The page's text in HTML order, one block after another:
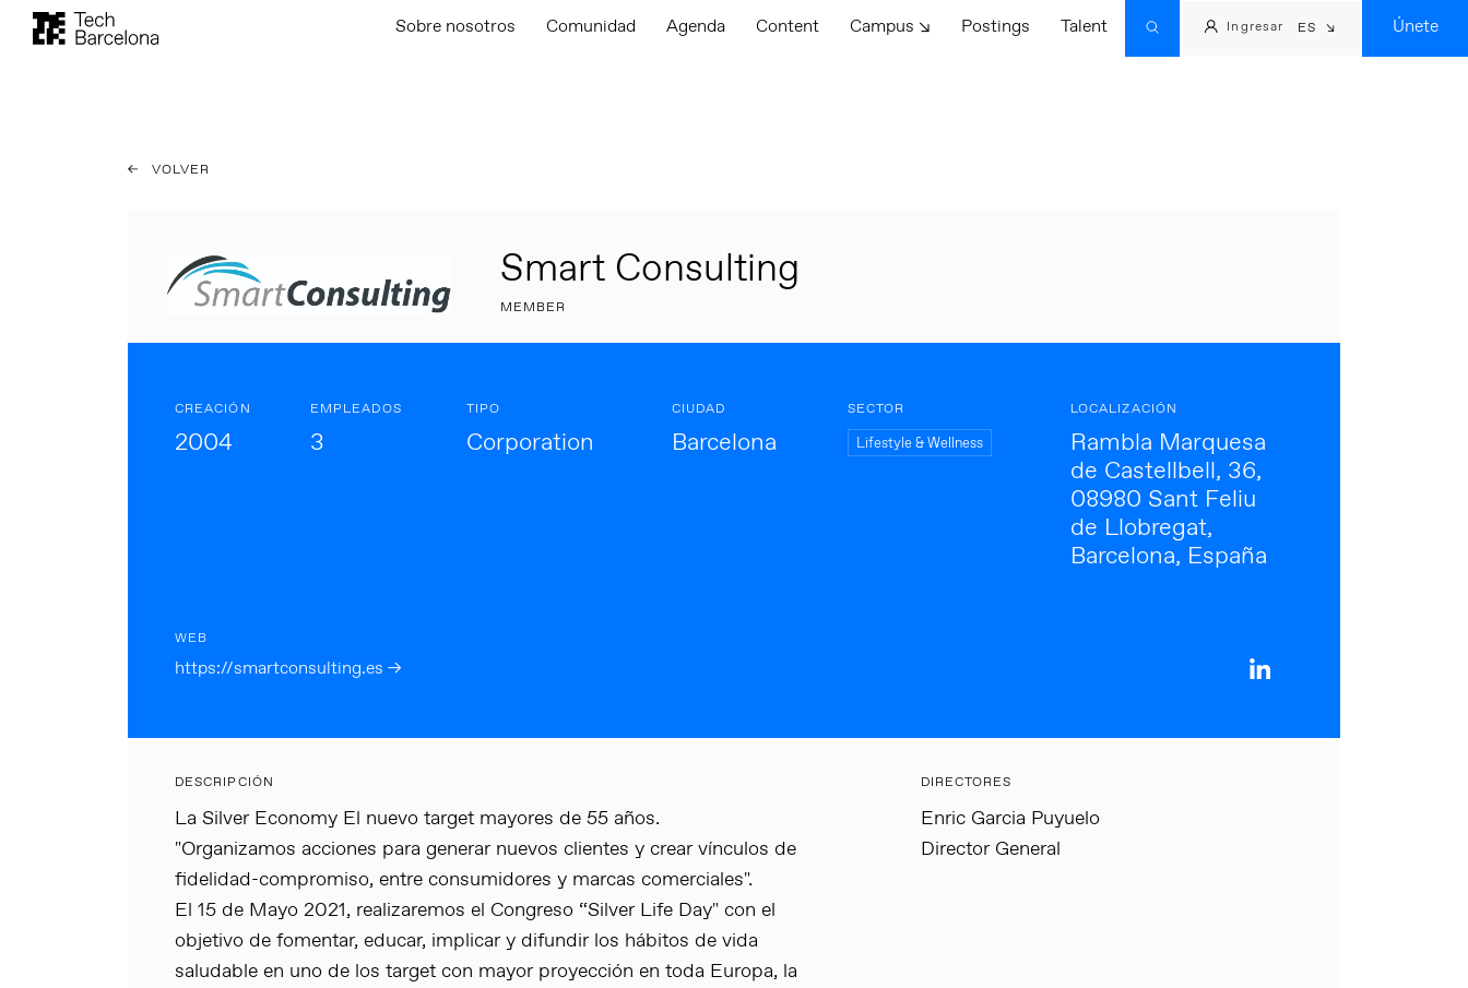
Sobre nosotros Comunidad Agenda Content Campus ↘ Postings Talent Ingresar ES Únete
VOLVER
Smart Consulting
MEMBER
CREACIÓN
2004
EMPLEADOS
3
TIPO
Corporation
CIUDAD
Barcelona
SECTOR
Lifestyle & Wellness
LOCALIZACIÓN
Rambla Marquesa
de Castellbell, 36,
08980 Sant Feliu
de Llobregat,
Barcelona, España
WEB
https://smartconsulting.es →
DESCRIPCIÓN
La Silver Economy El nuevo target mayores de 55 años.
"Organizamos acciones para generar nuevos clientes y crear vínculos de
fidelidad-compromiso, entre consumidores y marcas comerciales".
El 15 de Mayo 2021, realizaremos el Congreso “Silver Life Day" con el
objetivo de fomentar, educar, implicar y difundir los hábitos de vida
saludable en uno de los target con mayor proyección en toda Europa, la
DIRECTORES
Enric Garcia Puyuelo
Director General